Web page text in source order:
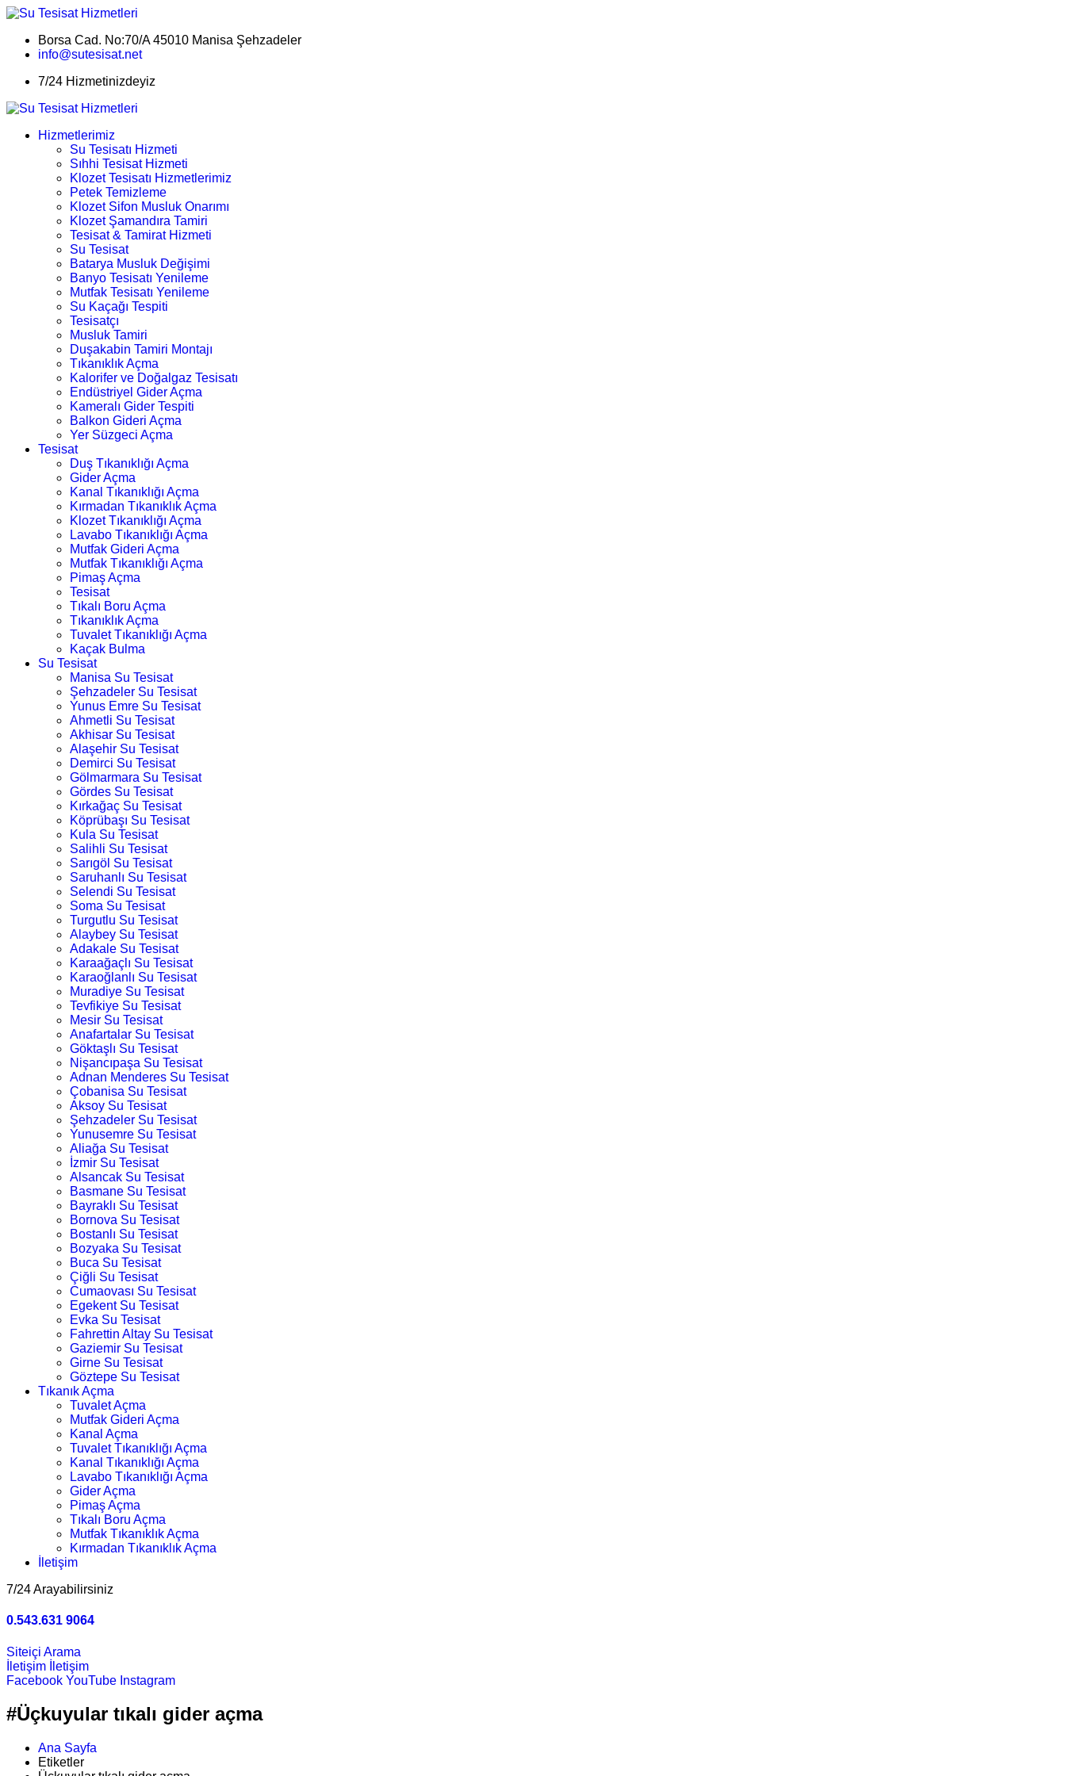
Borsa Cad. No:70/A 45010 Manisa Şehzadeler
info@sutesisat.net
7/24 Hizmetinizdeyiz
Hizmetlerimiz
Su Tesisatı Hizmeti
Sıhhi Tesisat Hizmeti
Klozet Tesisatı Hizmetlerimiz
Petek Temizleme
Klozet Sifon Musluk Onarımı
Klozet Şamandıra Tamiri
Tesisat & Tamirat Hizmeti
Su Tesisat
Batarya Musluk Değişimi
Banyo Tesisatı Yenileme
Mutfak Tesisatı Yenileme
Su Kaçağı Tespiti
Tesisatçı
Musluk Tamiri
Duşakabin Tamiri Montajı
Tıkanıklık Açma
Kalorifer ve Doğalgaz Tesisatı
Endüstriyel Gider Açma
Kameralı Gider Tespiti
Balkon Gideri Açma
Yer Süzgeci Açma
Tesisat
Duş Tıkanıklığı Açma
Gider Açma
Kanal Tıkanıklığı Açma
Kırmadan Tıkanıklık Açma
Klozet Tıkanıklığı Açma
Lavabo Tıkanıklığı Açma
Mutfak Gideri Açma
Mutfak Tıkanıklığı Açma
Pimaş Açma
Tesisat
Tıkalı Boru Açma
Tıkanıklık Açma
Tuvalet Tıkanıklığı Açma
Kaçak Bulma
Su Tesisat
Manisa Su Tesisat
Şehzadeler Su Tesisat
Yunus Emre Su Tesisat
Ahmetli Su Tesisat
Akhisar Su Tesisat
Alaşehir Su Tesisat
Demirci Su Tesisat
Gölmarmara Su Tesisat
Gördes Su Tesisat
Kırkağaç Su Tesisat
Köprübaşı Su Tesisat
Kula Su Tesisat
Salihli Su Tesisat
Sarıgöl Su Tesisat
Saruhanlı Su Tesisat
Selendi Su Tesisat
Soma Su Tesisat
Turgutlu Su Tesisat
Alaybey Su Tesisat
Adakale Su Tesisat
Karaağaçlı Su Tesisat
Karaoğlanlı Su Tesisat
Muradiye Su Tesisat
Tevfikiye Su Tesisat
Mesir Su Tesisat
Anafartalar Su Tesisat
Göktaşlı Su Tesisat
Nişancıpaşa Su Tesisat
Adnan Menderes Su Tesisat
Çobanisa Su Tesisat
Aksoy Su Tesisat
Şehzadeler Su Tesisat
Yunusemre Su Tesisat
Aliağa Su Tesisat
İzmir Su Tesisat
Alsancak Su Tesisat
Basmane Su Tesisat
Bayraklı Su Tesisat
Bornova Su Tesisat
Bostanlı Su Tesisat
Bozyaka Su Tesisat
Buca Su Tesisat
Çiğli Su Tesisat
Cumaovası Su Tesisat
Egekent Su Tesisat
Evka Su Tesisat
Fahrettin Altay Su Tesisat
Gaziemir Su Tesisat
Girne Su Tesisat
Göztepe Su Tesisat
Tıkanık Açma
Tuvalet Açma
Mutfak Gideri Açma
Kanal Açma
Tuvalet Tıkanıklığı Açma
Kanal Tıkanıklığı Açma
Lavabo Tıkanıklığı Açma
Gider Açma
Pimaş Açma
Tıkalı Boru Açma
Mutfak Tıkanıklık Açma
Kırmadan Tıkanıklık Açma
İletişim
7/24 Arayabilirsiniz
0.543.631 9064
Siteiçi Arama
İletişim
İletişim
Facebook YouTube Instagram
#Üçkuyular tıkalı gider açma
Ana Sayfa
Etiketler